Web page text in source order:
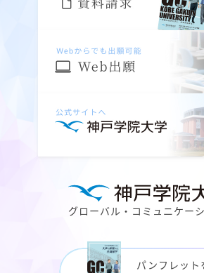
グローバル・コミュニケー
パンフレット